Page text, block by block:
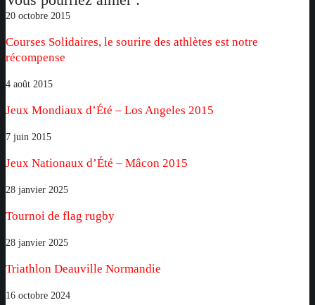
Courses
le
sourire
des
est
notre
20 octobre 2015
Courses Solidaires, le sourire des athlètes est notre
récompense
Jeux
–
Angeles
2015
4 août 2015
Jeux Mondiaux d’Été – Los Angeles 2015
Jeux
Nationaux
–
2015
7 juin 2015
Jeux Nationaux d’Été – Mâcon 2015
Tournoi
rugby
28 janvier 2025
Tournoi de flag rugby
Triathlon
Deauville
28 janvier 2025
Triathlon Deauville Normandie
Meeting
16 octobre 2024